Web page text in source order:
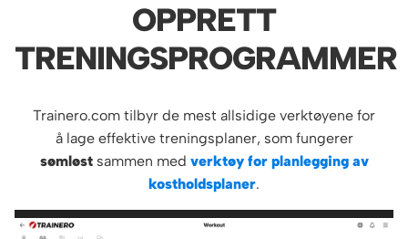
OPPRETT
TRENINGSPROGRAMMER
Trainero.com tilbyr de mest allsidige verktøyene for
å lage effektive treningsplaner, som fungerer
sømløstsammen med verktøy for planlegging av
kostholdsplaner.